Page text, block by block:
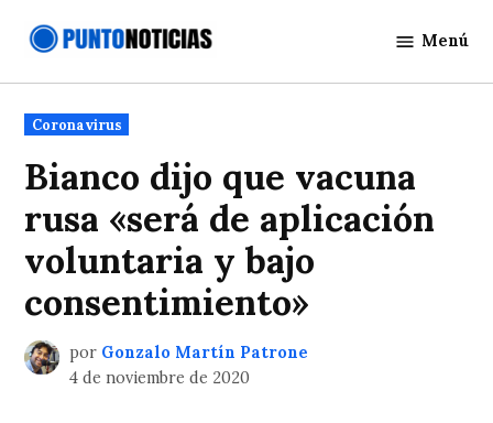
Noticias
Menú
Publicado
en
Coronavirus
Bianco dijo que vacuna
rusa «será de aplicación
voluntaria y bajo
consentimiento»
por Gonzalo Martín Patrone
4 de noviembre de 2020